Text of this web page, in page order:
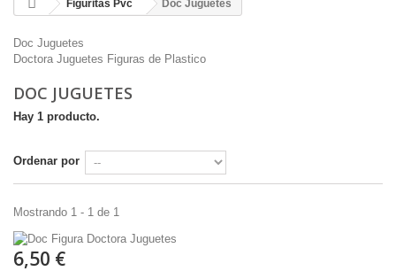
Figuritas Pvc Doc Juguetes
Doc Juguetes
Doctora Juguetes Figuras de Plastico
DOC JUGUETES
Hay 1 producto.
Ordenar por
Mostrando 1 - 1 de 1
6,50 €